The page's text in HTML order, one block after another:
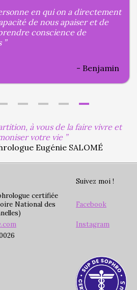
en qui on a directement
de nous apaiser et de
conscience de
Benjamin
à vous de la faire vivre et
votre vie
Eugénie SALOMÉ
certifiée
National des
Suivez moi !
Facebook
Instagram